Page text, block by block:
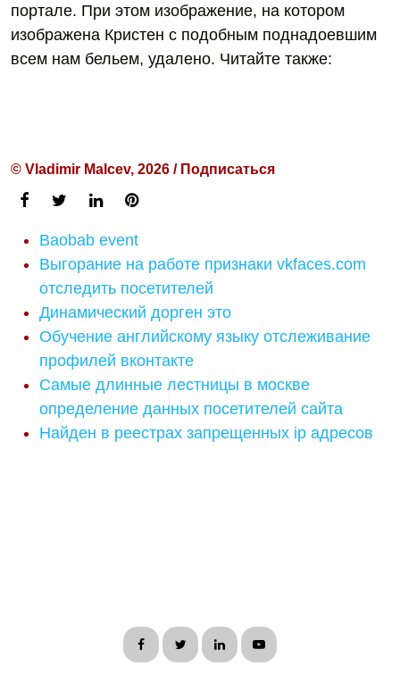
портале. При этом изображение, на котором
изображена Кристен с подобным поднадоевшим
всем нам бельем, удалено. Читайте также:
© Vladimir Malcev, 2026 / Подписаться
Baobab event
Выгорание на работе признаки vkfaces.com
отследить посетителей
Динамический дорген это
Обучение английскому языку отслеживание
профилей вконтакте
Самые длинные лестницы в москве
определение данных посетителей сайта
Найден в реестрах запрещенных ip адресов